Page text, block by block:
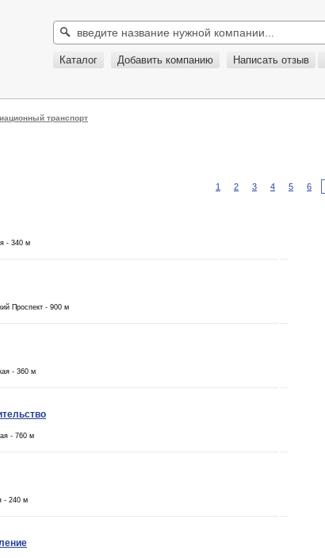
Каталог Добавить компанию Написать отзыв
транспорт
1 2 3 4 5 6
- 340 м
Проспект - 900 м
- 360 м
- 760 м
- 240 м